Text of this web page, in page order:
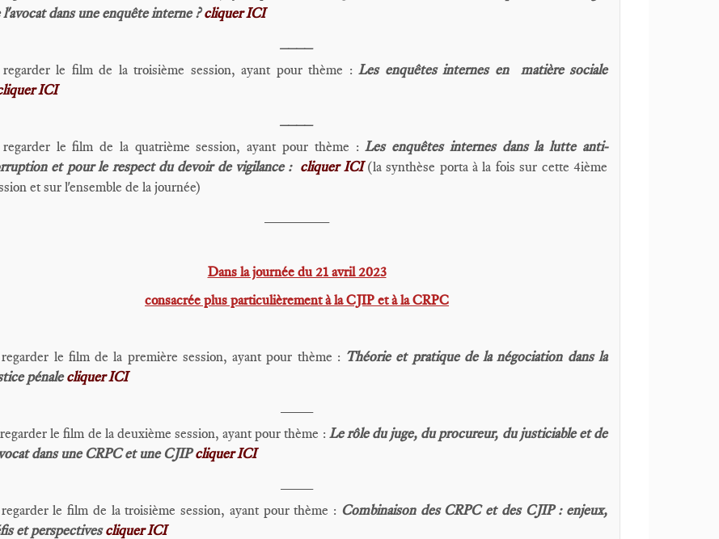
l'avocat dans une enquête interne ? cliquer ICI
le film de la troisième session, ayant pour thème : Les enquêtes internes en matière sociale
ICI
le film de la quatrième session, ayant pour thème :Les enquêtes internes dans la lutte anti-
et pour le respect du devoir de vigilance : cliquer ICI(la synthèse porta à la fois sur cette 4ième
et sur l'ensemble de la journée)
Dans la journée du 21 avril 2023
consacrée plus particulièrement à la CJIP et à la CRPC
le film de la première session, ayant pour thème : Théorie et pratique de la négociation dans la
pénale cliquer ICI
le film de la deuxième session, ayant pour thème : Le rôle du juge, du procureur, du justiciable et de
dans une CRPC et une CJIP cliquer ICI
le film de la troisième session, ayant pour thème : Combinaison des CRPC et des CJIP : enjeux,
et perspectives cliquer ICI